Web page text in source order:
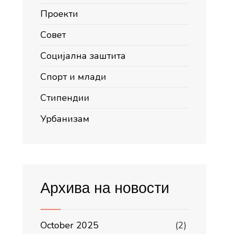
Проекти
Совет
Социјална заштита
Спорт и млади
Стипендии
Урбанизам
Архива на новости
October 2025
(2)